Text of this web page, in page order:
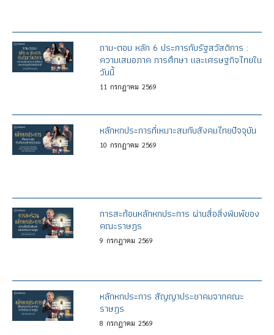
ถาม-ตอบ หลัก 6 ประการกับรัฐสวัสดิการ :
ความเสมอภาค การศึกษา และเศรษฐกิจไทยใน
วันนี้
11 กรกฎาคม 2569
หลักหกประการที่เหมาะสมกับสังคมไทยปัจจุบัน
10 กรกฎาคม 2569
การสะท้อนหลักหกประการ ผ่านสื่อสิ่งพิมพ์ของ
คณะราษฎร
9 กรกฎาคม 2569
หลักหกประการ สัญญาประชาคมจากคณะ
ราษฎร
8 กรกฎาคม 2569